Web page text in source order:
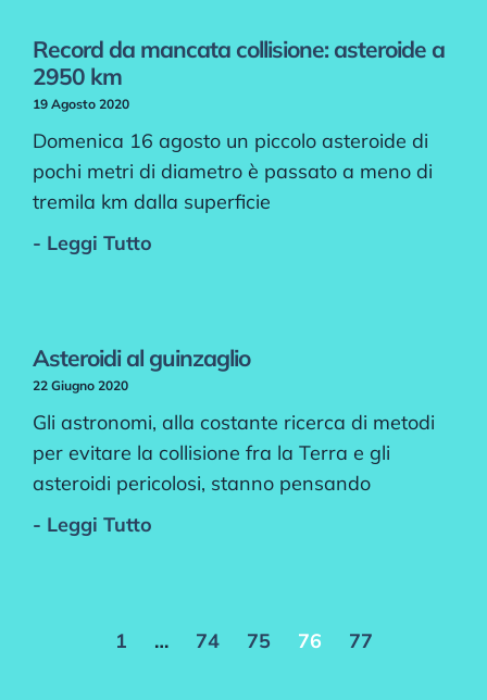
Record da mancata collisione: asteroide a
2950 km
19 Agosto 2020
Domenica 16 agosto un piccolo asteroide di
pochi metri di diametro è passato a meno di
tremila km dalla superficie
- Leggi Tutto
Asteroidi al guinzaglio
22 Giugno 2020
Gli astronomi, alla costante ricerca di metodi
per evitare la collisione fra la Terra e gli
asteroidi pericolosi, stanno pensando
- Leggi Tutto
1 … 74 75 76 77